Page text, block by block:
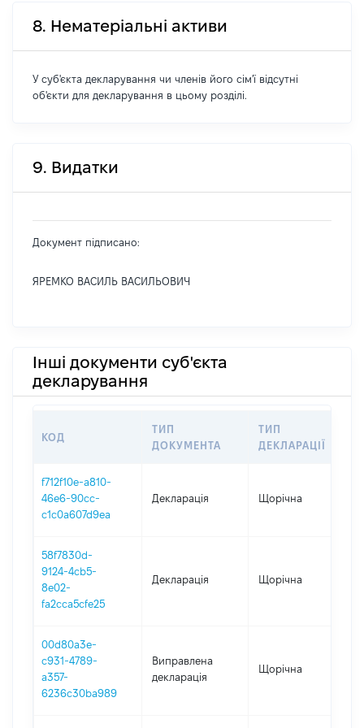
8. Нематеріальні активи
У суб'єкта декларування чи членів його сім'ї відсутні
об'єкти для декларування в цьому розділі.
9. Видатки
Документ підписано:
ЯРЕМКО ВАСИЛЬ ВАСИЛЬОВИЧ
Інші документи суб'єкта
декларування
КОД
ТИП
ДОКУМЕНТА
ТИП
ДЕКЛАРАЦІЇ
f712f10e-a810-
46e6-90cc-
c1c0a607d9ea
Декларація Щорічна
58f7830d-
9124-4cb5-
8e02-
fa2cca5cfe25
Декларація Щорічна
00d80a3e-
c931-4789-
a357-
6236c30ba989
Виправлена
декларація
Щорічна